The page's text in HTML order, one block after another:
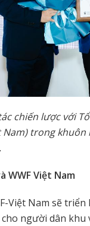
chiến lược với
Nam) trong
WWF Việt Nam
Việt Nam sẽ
người dân khu